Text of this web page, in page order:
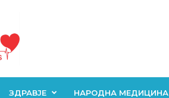
ЗДРАВЈЕ НАРОДНА МЕДИЦИНА